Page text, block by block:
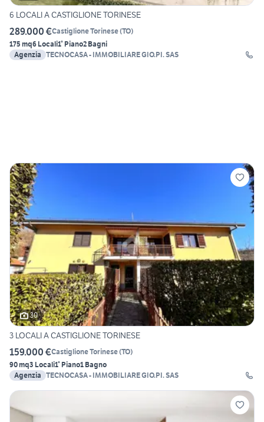
6 LOCALI A CASTIGLIONE TORINESE
289.000 €Castiglione Torinese(TO)
175 mq6 Locali1° Piano2 Bagni
Agenzia TECNOCASA - IMMOBILIARE GIO.PI. SAS
30
3 LOCALI A CASTIGLIONE TORINESE
159.000 €Castiglione Torinese(TO)
90 mq3 Locali1° Piano1 Bagno
Agenzia TECNOCASA - IMMOBILIARE GIO.PI. SAS